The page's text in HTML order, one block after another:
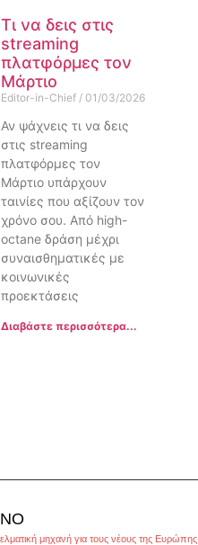
Τι να δεις στις
streaming
πλατφόρμες τον
Μάρτιο
Editor-in-Chief 01/03/2026
Αν ψάχνεις τι να δεις
στις streaming
πλατφόρμες τον
Μάρτιο υπάρχουν
ταινίες που αξίζουν τον
χρόνο σου. Από high-
octane δράση μέχρι
συναισθηματικές με
κοινωνικές
προεκτάσεις
Διαβάστε περισσότερα...
μηχανή για τους νέους της Ευρώπης